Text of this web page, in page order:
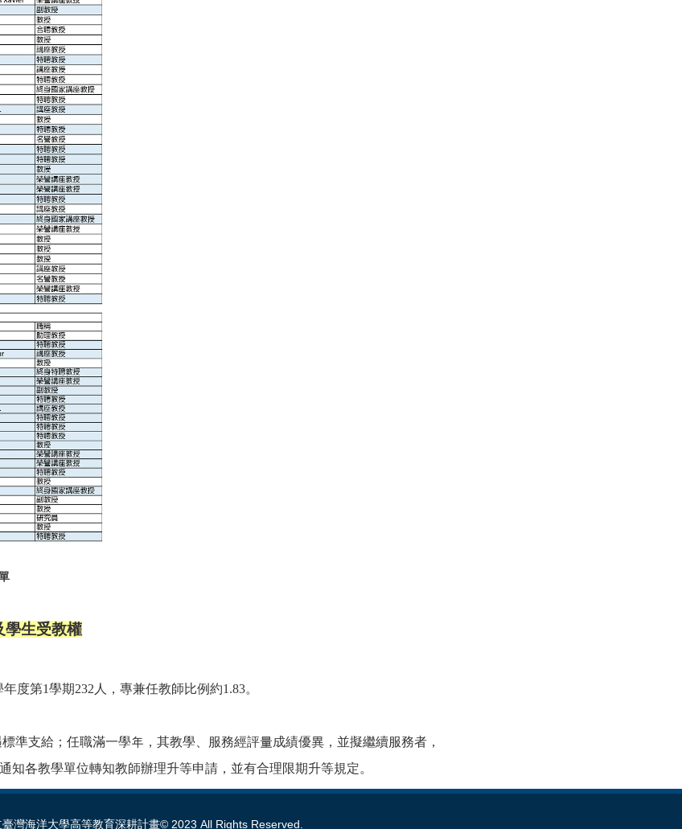
學生受教權
度第1學期232人，專兼任教師比例約1.83。
準支給；任職滿一學年，其教學、服務經評量成績優異，並擬繼續服務者，
知各教學單位轉知教師辦理升等申請，並有合理限期升等規定。
臺灣海洋大學高等教育深耕計畫© 2023 All Rights Reserved.